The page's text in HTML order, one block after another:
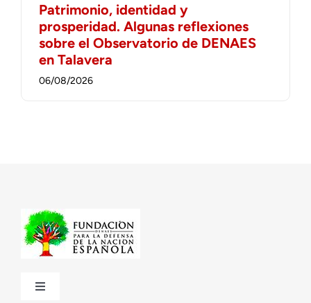
Patrimonio, identidad y
prosperidad. Algunas reflexiones
sobre el Observatorio de DENAES
en Talavera
06/08/2026
Toggle